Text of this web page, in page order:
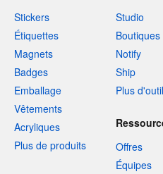
Stickers
Étiquettes
Magnets
Badges
Emballage
Vêtements
Acryliques
Plus de produits
Studio
Boutiques
Notify
Ship
Plus
Offres
Équipes